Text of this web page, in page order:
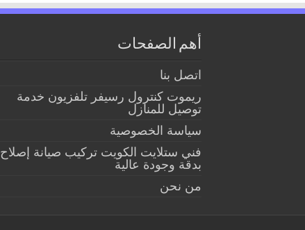
أهم الصفحات
اتصل بنا
ريموت كنترول رسيفر تلفزيون خدمة
توصيل للمنازل
سياسة الخصوصية
فني ستلايت الكويت تركيب صيانة إصلاح
بدقة وجودة عالية
من نحن